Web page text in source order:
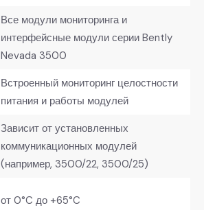
Все модули мониторинга и
интерфейсные модули серии Bently
Nevada 3500
Встроенный мониторинг целостности
питания и работы модулей
Зависит от установленных
коммуникационных модулей
(например, 3500/22, 3500/25)
от 0°C до +65°C